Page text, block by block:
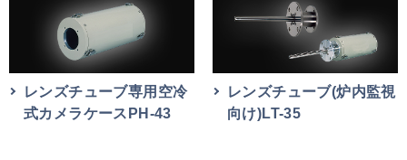
レンズチューブ専用空冷
式カメラケースPH-43
レンズチューブ(炉内監視
向け)LT-35